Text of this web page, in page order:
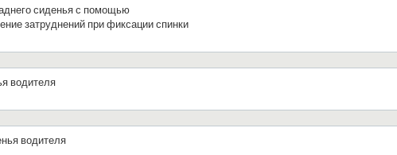
сиденья с помощью
затруднений при фиксации спинки
водителя
водителя